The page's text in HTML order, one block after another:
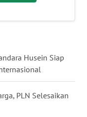
Husein Siap
PLN Selesaikan